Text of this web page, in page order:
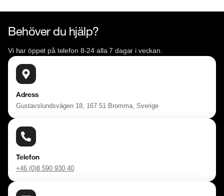
Behöver du hjälp?
Vi har öppet på telefon 8-24 alla 7 dagar i veckan.
Adress
Gustavslundsvägen 18, 167 51 Bromma, Sverige
Telefon
+46 (0)8 590 930 40